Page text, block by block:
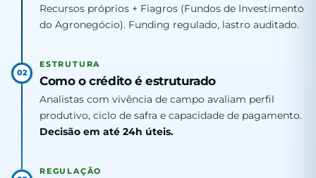
Recursos próprios + Fiagros (Fundos de Investimento
do Agronegócio). Funding regulado, lastro auditado.
02
ESTRUTURA
Como o crédito é estruturado
Analistas com vivência de campo avaliam perfil
produtivo, ciclo de safra e capacidade de pagamento.
Decisão em até 24h úteis.
REGULAÇÃO